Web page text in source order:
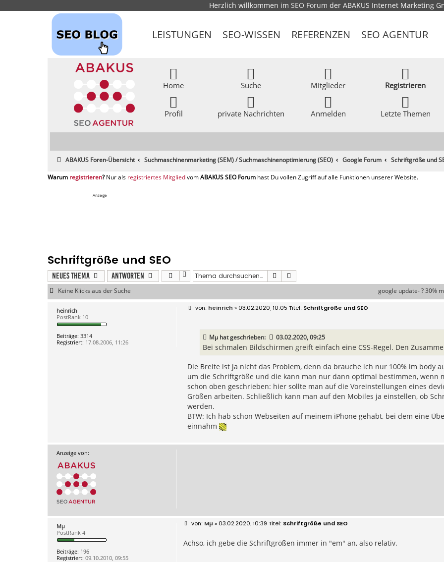
Herzlich willkommen im SEO Forum der ABAKUS Internet Marketing
LEISTUNGEN SEO-WISSEN REFERENZEN SEO AGENTUR
Home
Profil
Suche
private Nachrichten
Mitglieder
Anmelden
Registrieren
Letzte Themen
ABAKUS Foren-Übersicht Suchmaschinenmarketing (SEM) / Suchmaschinenoptimierung (SEO) Google Forum Schriftgröße und
registrieren registriertes Mitglied
Anzeige
Schriftgröße und SEO
Neues Thema Antworten Suche
Keine Klicks aus der Suche google update- ? 30%
heinrich
PostRank 10
Beiträge: 3314
Registriert: 17.08.2006, 11:26
B
heinrich » 03.02.2020, 10:05 Schriftgröße und SEO
Mµhat geschrieben: 03.02.2020, 09:25
Bei schmalen Bildschirmen greift einfach eine CSS-Regel. Den
Die Breite ist ja nicht das Problem, denn da brauche ich nur 100% im body
um die Schriftgröße und die kann man nur dann optimal bestimmen, wenn
schon oben geschrieben: hier sollte man auf die Voreinstellungen eines
Größen arbeiten. Schließlich kann man auf den Mobiles ja einstellen, ob
werden.
BTW: Ich hab schon Webseiten auf meinem iPhone gehabt, bei dem eine
einnahm
Anzeige von:
Mµ
PostRank 4
Beiträge: 196
Registriert: 09.10.2010, 09:55
B
t
Mµ » 03.02.2020, 10:39 Schriftgröße und SEO
Achso, ich gebe die Schriftgrößen immer in "em" an, also relativ.